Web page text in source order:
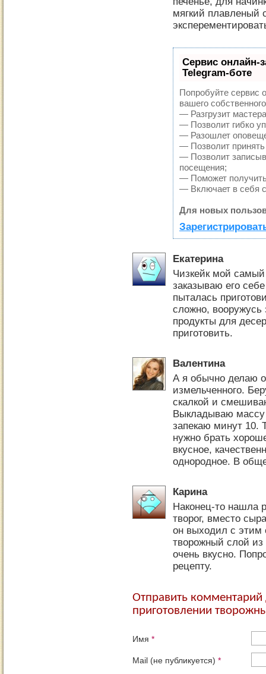
мягкий плавленый
Сервис онлайн-
Telegram-боте
Попробуйте сервис
вашего
— Разгрузит
— Позволит гибко
— Разошлет
— Позволит принять
— Позволит
посещения;
— Поможет
— Включает в себя
Для новых
Екатерина
Чизкейк мой
заказываю его
пыталась
сложно, вооружусь
продукты для
приготовить.
Валентина
А я обычно делаю
измельченного.
скалкой и
Выкладываю массу
запекаю минут 10.
нужно брать
вкусное,
однородное. В
Карина
Наконец-то нашла
творог, вместо
он выходил с этим
творожный слой из
очень вкусно.
рецепту.
Отправить
приготовлении
Имя *
Mail (не публикуется) *